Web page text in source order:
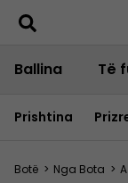
Ballina Të
Prishtina
Botë > Nga Bota >